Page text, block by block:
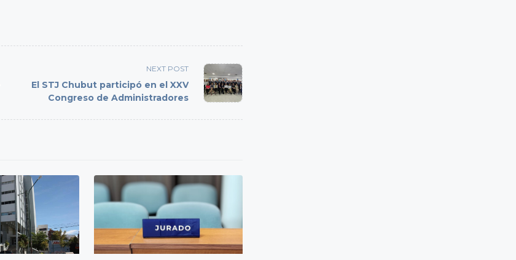
NEXT POST
El STJ Chubut participó en el XXV
Congreso de Administradores